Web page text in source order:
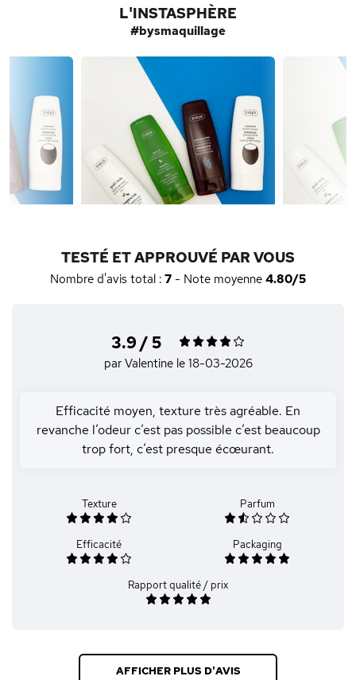
L'INSTASPHÈRE
#bysmaquillage
TESTÉ ET APPROUVÉ PAR VOUS
Nombre d'avis total : 7 - Note moyenne 4.80/5
3.9 / 5
par Valentine le 18-03-2026
Efficacité moyen, texture très agréable. En
revanche l’odeur c’est pas possible c’est beaucoup
trop fort, c’est presque écœurant.
Texture Parfum
Efficacité Packaging
Rapport qualité / prix
AFFICHER PLUS D'AVIS